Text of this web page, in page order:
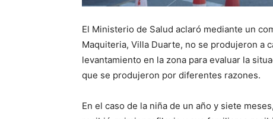
El Ministerio de Salud aclaró mediante un
Maquiteria, Villa Duarte, no se produjeron a
levantamiento en la zona para evaluar la
que se produjeron por diferentes razones.
En el caso de la niña de un año y siete